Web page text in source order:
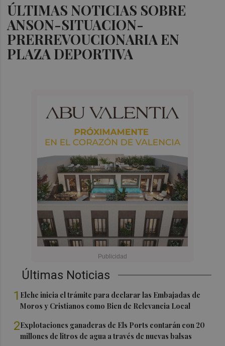
ÚLTIMAS NOTICIAS SOBRE
ANSON-SITUACION-
PRERREVOUCIONARIA EN
PLAZA DEPORTIVA
Últimas Noticias
1 Elche inicia el trámite para declarar las Embajadas de
Moros y Cristianos como Bien de Relevancia Local
2Explotaciones ganaderas de Els Ports contarán con 20
millones de litros de agua a través de nuevas balsas